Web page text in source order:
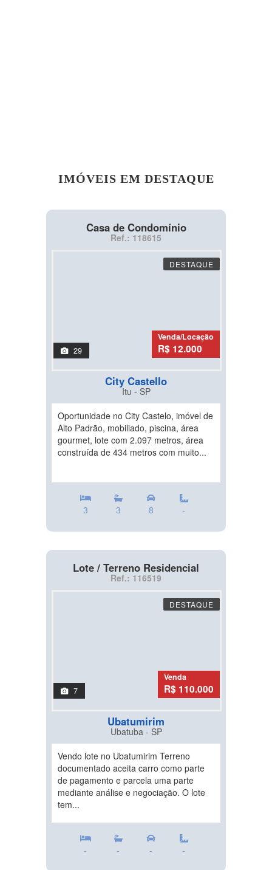
IMÓVEIS EM DESTAQUE
Casa de Condomínio
Ref.: 118615
DESTAQUE
29
Venda/Locação
R$ 12.000
City Castello
Itu - SP
Oportunidade no City Castelo, imóvel de
Alto Padrão, mobiliado, piscina, área
gourmet, lote com 2.097 metros, área
construída de 434 metros com muito...
3 3 8 -
Lote / Terreno Residencial
Ref.: 116519
DESTAQUE
7
Venda
R$ 110.000
Ubatumirim
Ubatuba - SP
Vendo lote no Ubatumirim Terreno
documentado aceita carro como parte
de pagamento e parcela uma parte
mediante análise e negociação. O lote
tem...
- - - -